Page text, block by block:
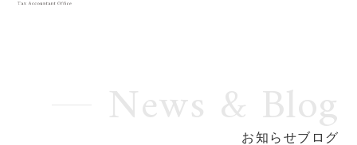
News & Blog
お知らせブログ